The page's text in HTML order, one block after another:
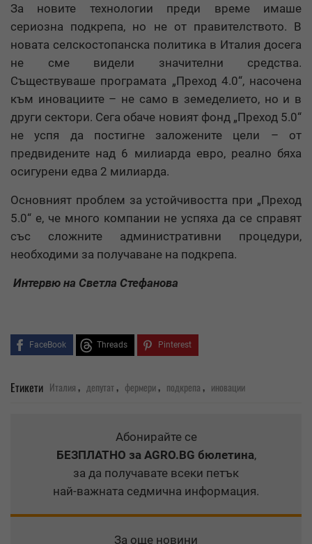
За новите технологии преди време имаше
сериозна подкрепа, но не от правителството. В
новата селскостопанска политика в Италия досега
не сме видели значителни средства.
Съществуваше програмата „Преход 4.0“, насочена
към иновациите – не само в земеделието, но и в
други сектори. Сега обаче новият фонд „Преход 5.0“
не успя да постигне заложените цели – от
предвидените над 6 милиарда евро, реално бяха
осигурени едва 2 милиарда.
Основният проблем за устойчивостта при „Преход
5.0“ е, че много компании не успяха да се справят
със сложните административни процедури,
необходими за получаване на подкрепа.
Интервю на Светла Стефанова
FaceBook Threads Pinterest
Етикети Италия, депутат, фермери, подкрепа, иновации
Абонирайте се
БЕЗПЛАТНО за AGRO.BG бюлетина,
за да получавате всеки петък
най-важната седмична информация.
За още новини